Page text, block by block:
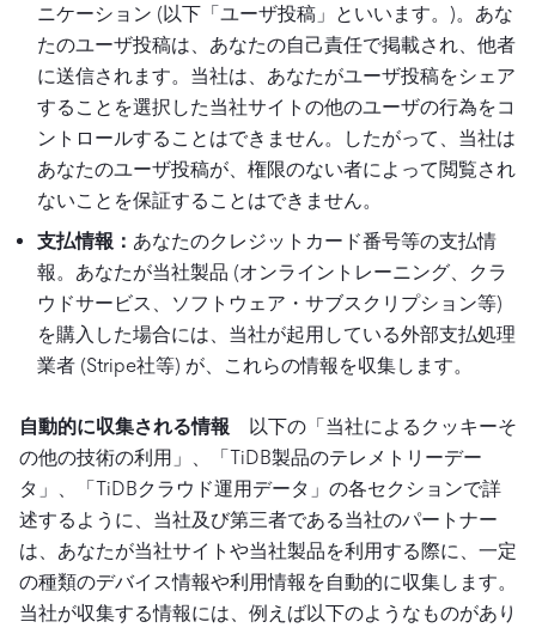
ニケーション (以下「ユーザ投稿」といいます。)。あな
たのユーザ投稿は、あなたの自己責任で掲載され、他者
に送信されます。当社は、あなたがユーザ投稿をシェア
することを選択した当社サイトの他のユーザの行為をコ
ントロールすることはできません。したがって、当社は
あなたのユーザ投稿が、権限のない者によって閲覧され
ないことを保証することはできません。
支払情報： あなたのクレジットカード番号等の支払情
報。あなたが当社製品 (オンライントレーニング、クラ
ウドサービス、ソフトウェア・サブスクリプション等)
を購入した場合には、当社が起用している外部支払処理
業者 (Stripe社等) が、これらの情報を収集します。
自動的に収集される情報 以下の「当社によるクッキーそ
の他の技術の利用」、「TiDB製品のテレメトリーデー
タ」、「TiDBクラウド運用データ」の各セクションで詳
述するように、当社及び第三者である当社のパートナー
は、あなたが当社サイトや当社製品を利用する際に、一定
の種類のデバイス情報や利用情報を自動的に収集します。
当社が収集する情報には、例えば以下のようなものがあり